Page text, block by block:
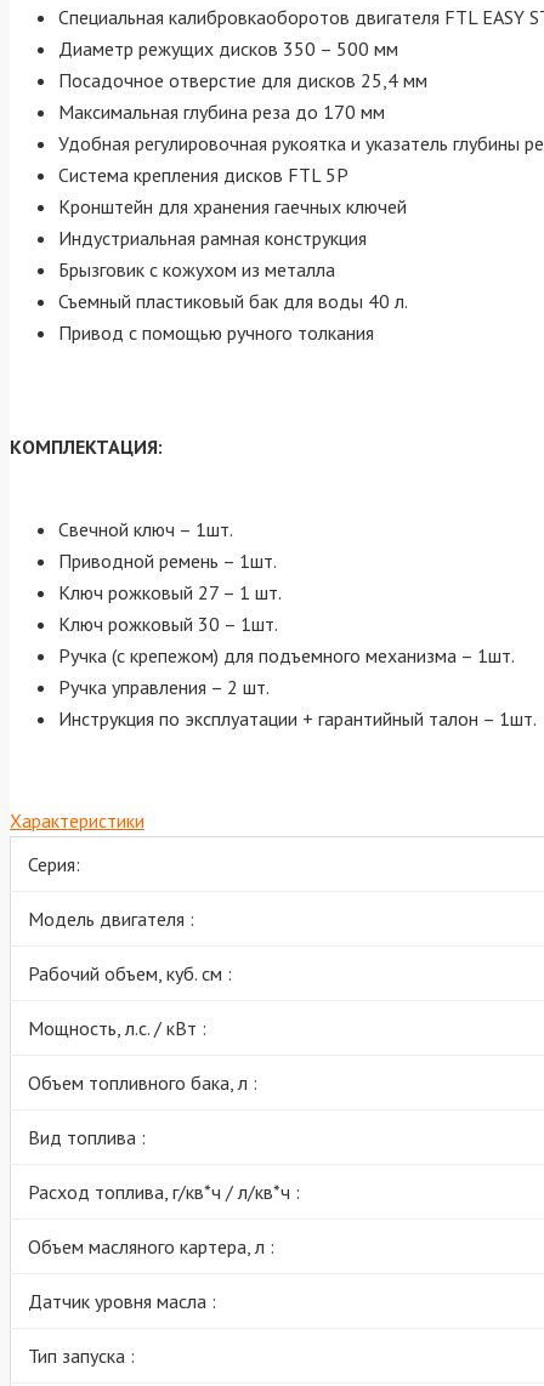
Специальная калибровкаоборотов двигателя FTL EASY
Диаметр режущих дисков 350 – 500 мм
Посадочное отверстие для дисков 25,4 мм
Максимальная глубина реза до 170 мм
Удобная регулировочная рукоятка и указатель глубины
Система крепления дисков FTL 5P
Кронштейн для хранения гаечных ключей
Индустриальная рамная конструкция
Брызговик с кожухом из металла
Съемный пластиковый бак для воды 40 л.
Привод с помощью ручного толкания
КОМПЛЕКТАЦИЯ:
Свечной ключ – 1шт.
Приводной ремень – 1шт.
Ключ рожковый 27 – 1 шт.
Ключ рожковый 30 – 1шт.
Ручка (с крепежом) для подъемного механизма – 1шт.
Ручка управления – 2 шт.
Инструкция по эксплуатации + гарантийный талон – 1шт.
Характеристики
Серия:
Модель двигателя :
Рабочий объем, куб. см :
Мощность, л.с. / кВт :
Объем топливного бака, л :
Вид топлива :
Расход топлива, г/кв*ч / л/кв*ч :
Объем масляного картера, л :
Датчик уровня масла :
Тип запуска :